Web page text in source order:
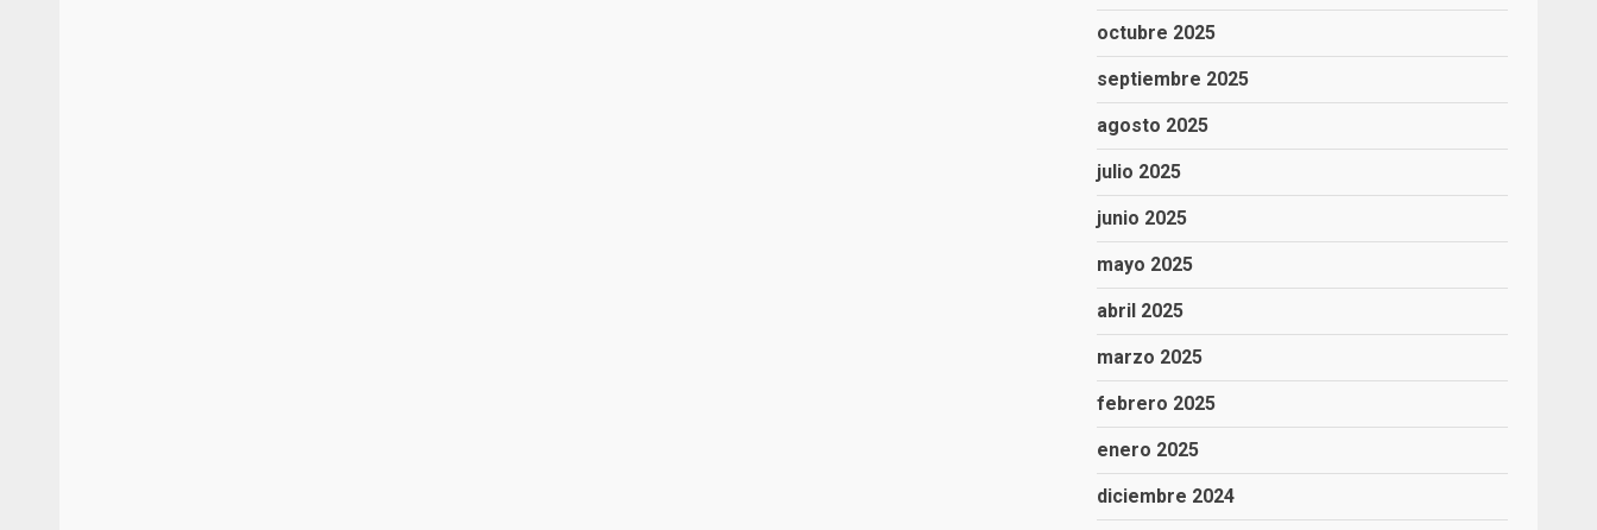
octubre 2025
septiembre 2025
agosto 2025
julio 2025
junio 2025
mayo 2025
abril 2025
marzo 2025
febrero 2025
enero 2025
diciembre 2024